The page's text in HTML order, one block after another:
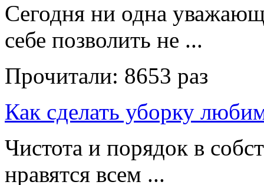
Сегодня ни одна
себе позволить не ...
Прочитали: 8653 раз
Как сделать уборку
Чистота и порядок в
нравятся всем ...